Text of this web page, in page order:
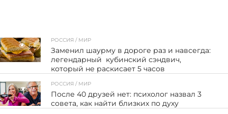
64
РОССИЯ / МИР
Заменил шаурму в дороге раз и навсегда:
легендарный кубинский сэндвич,
который не раскисает 5 часов
35
РОССИЯ / МИР
После 40 друзей нет: психолог назвал 3
совета, как найти близких по духу